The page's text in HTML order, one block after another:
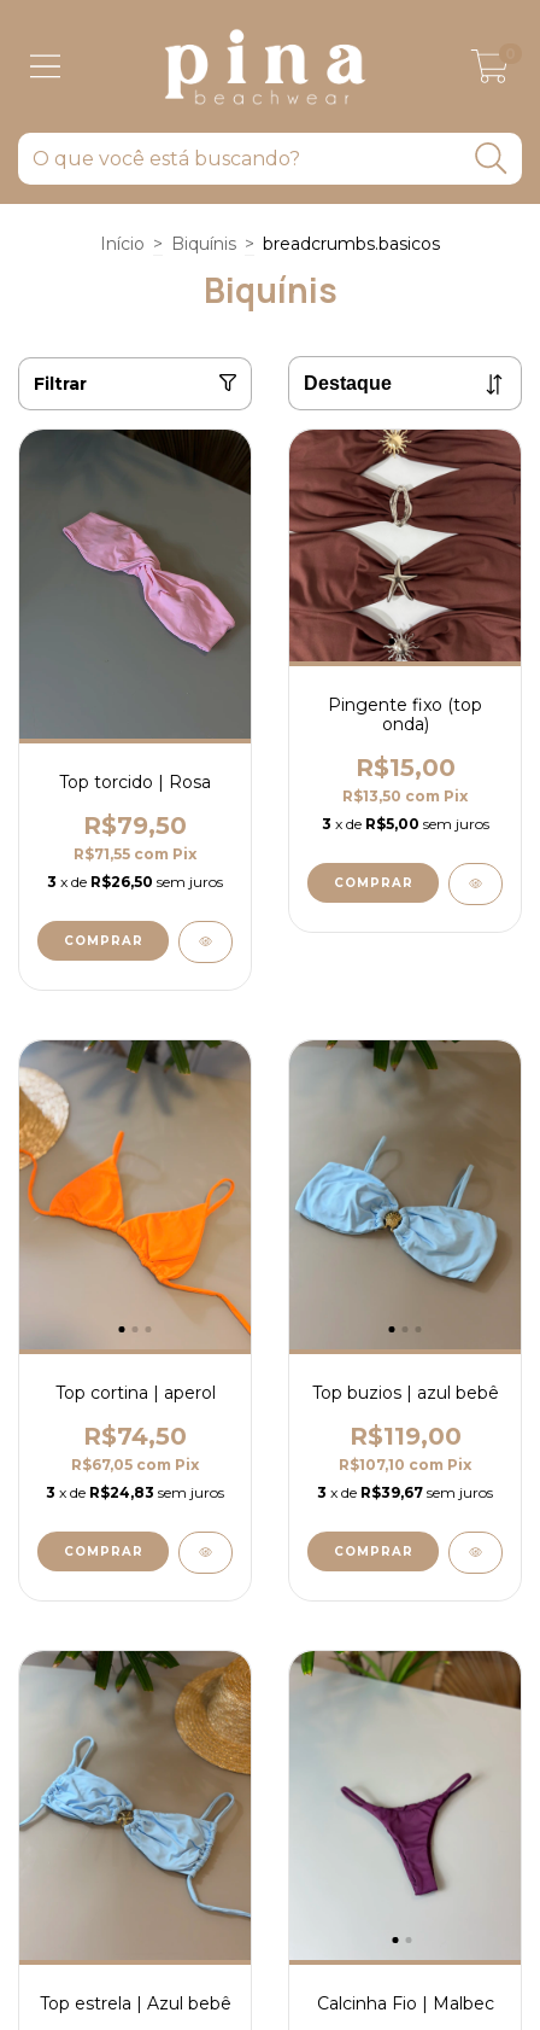
Início > Biquínis > breadcrumbs.basicos
Biquínis
Filtrar
Top torcido | Rosa
R$79,50
R$71,55 com Pix
3 x de R$26,50 sem juros
COMPRAR
Pingente fixo (top
onda)
R$15,00
R$13,50 com Pix
3 x de R$5,00 sem juros
COMPRAR
Top cortina | aperol
R$74,50
R$67,05 com Pix
3 x de R$24,83 sem juros
COMPRAR
Top buzios | azul bebê
R$119,00
R$107,10 com Pix
3 x de R$39,67 sem juros
COMPRAR
Top estrela | Azul bebê Calcinha Fio | Malbec